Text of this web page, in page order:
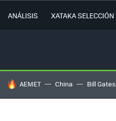
ANÁLISIS XATAKA SELECCIÓN
HOY SE HABLA DE
AEMET China Bill Gates